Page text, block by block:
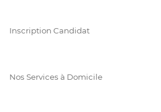
Inscription Candidat
Nos Services à Domicile